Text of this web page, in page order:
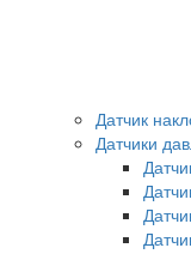
Датчик
Датчики